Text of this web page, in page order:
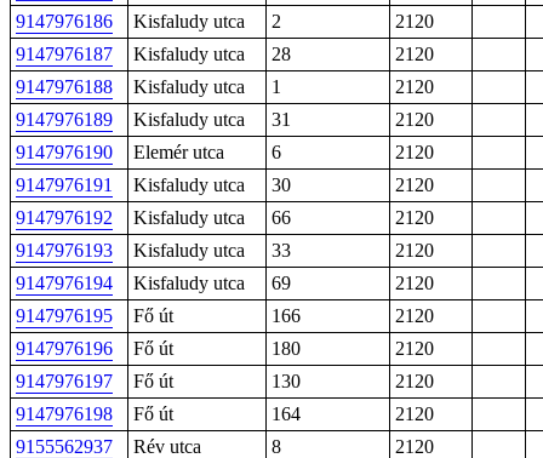
9147976186
Kisfaludy utca 2
2120
9147976187
Kisfaludy utca 28
2120
9147976188
Kisfaludy utca 1
2120
9147976189
Kisfaludy utca 31
2120
9147976190
Elemér utca 6
2120
9147976191
Kisfaludy utca 30
2120
9147976192
Kisfaludy utca 66
2120
9147976193
Kisfaludy utca 33
2120
9147976194
Kisfaludy utca 69
2120
9147976195
Fő út 166
2120
9147976196
Fő út 180
2120
9147976197
Fő út 130
2120
9147976198
Fő út 164
2120
9155562937
Rév utca 8
2120